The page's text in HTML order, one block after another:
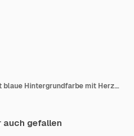
Medizinische Wissenschaft blaue Hintergrundfarbe mit Herzschlaglinie
auch gefallen